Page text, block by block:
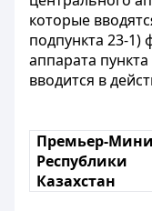
которые
подпункта 23-1)
аппарата
вводится в
Премьер-
Республики
Казахстан